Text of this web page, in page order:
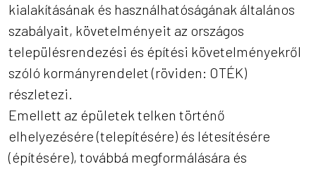
kialakításának és használhatóságának általános
szabályait, követelményeit az országos
településrendezési és építési követelményekről
szóló kormányrendelet (röviden: OTÉK)
részletezi.
Emellett az épületek telken történő
elhelyezésére (telepítésére) és létesítésére
(építésére), továbbá megformálására és